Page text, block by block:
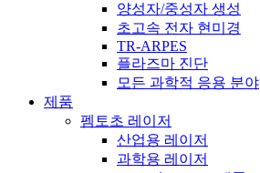
양성자/중성자 생성
초고속 전자 현미경
TR-ARPES
플라즈마 진단
모든 과학적 응용 분야
제품
펨토초 레이저
산업용 레이저
과학용 레이저